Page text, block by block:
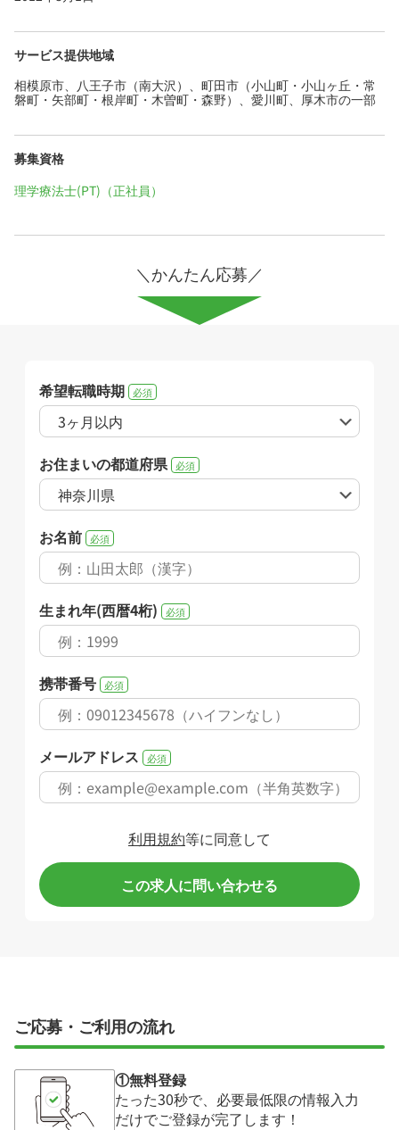
サービス提供地域
相模原市、八王子市（南大沢）、町田市（小山町・小山ヶ丘・常
磐町・矢部町・根岸町・木曽町・森野）、愛川町、厚木市の一部
募集資格
理学療法士(PT)（正社員）
＼かんたん応募／
希望転職時期 必須
お住まいの都道府県 必須
お名前 必須
生まれ年(西暦4桁) 必須
携帯番号 必須
メールアドレス 必須
利用規約等に同意して
この求人に問い合わせる
ご応募・ご利用の流れ
①無料登録
たった30秒で、必要最低限の情報入力
だけでご登録が完了します！